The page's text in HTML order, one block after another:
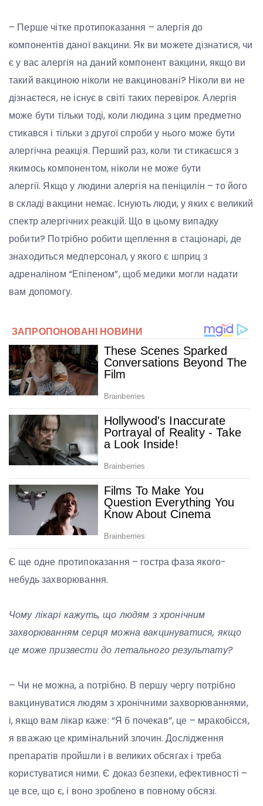
– Перше чітке протипоказання – алергія до
компонентів даної вакцини. Як ви можете дізнатися, чи
є у вас алергія на даний компонент вакцини, якщо ви
такий вакциною ніколи не вакциновані? Ніколи ви не
дізнаєтеся, не існує в світі таких перевірок. Алергія
може бути тільки тоді, коли людина з цим предметно
стикався і тільки з другої спроби у нього може бути
алергічна реакція. Перший раз, коли ти стикаєшся з
якимось компонентом, ніколи не може бути
алергії. Якщо у людини алергія на пеніцилін – то його
в складі вакцини немає. Існують люди, у яких є великий
спектр алергічних реакцій. Що в цьому випадку
робити? Потрібно робити щеплення в стаціонарі, де
знаходиться медперсонал, у якого є шприц з
адреналіном “Епіпеном”, щоб медики могли надати
вам допомогу.
Є ще одне протипоказання – гостра фаза якого-
небудь захворювання.
Чому лікарі кажуть, що людям з хронічним
захворюванням серця можна вакцинуватися, якщо
це може призвести до летального результату?
– Чи не можна, а потрібно. В першу чергу потрібно
вакцинуватися людям з хронічними захворюваннями,
і, якщо вам лікар каже: “Я б почекав”, це – мракобісся,
я вважаю це кримінальний злочин. Дослідження
препаратів пройшли і в великих обсягах і треба
користуватися ними. Є доказ безпеки, ефективності –
це все, що є, і воно зроблено в повному обсязі.